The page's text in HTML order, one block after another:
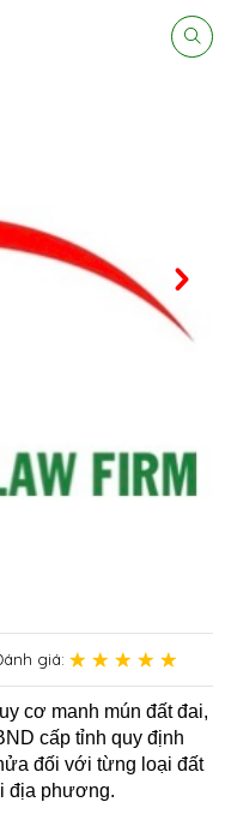
giá:
cơ manh mún đất đai,
cấp tỉnh quy định
đối với từng loại đất
địa phương.